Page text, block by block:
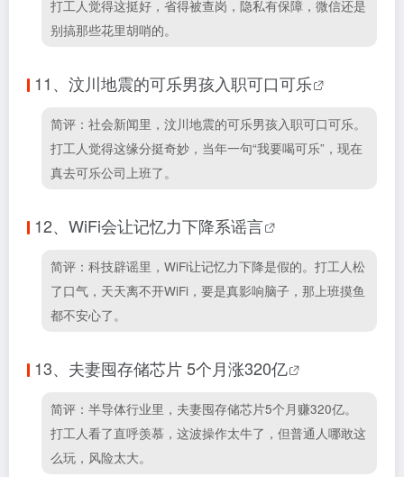
打工人觉得这挺好，省得被查岗，隐私有保障，微信还是
别搞那些花里胡哨的。
11、 汶川地震的可乐男孩入职可口可乐
简评：社会新闻里，汶川地震的可乐男孩入职可口可乐。
打工人觉得这缘分挺奇妙，当年一句“我要喝可乐”，现在
真去可乐公司上班了。
12、 WiFi会让记忆力下降系谣言
简评：科技辟谣里，WiFi让记忆力下降是假的。打工人松
了口气，天天离不开WiFi，要是真影响脑子，那上班摸鱼
都不安心了。
13、 夫妻囤存储芯片 5个月涨320亿
简评：半导体行业里，夫妻囤存储芯片5个月赚320亿。
打工人看了直呼羡慕，这波操作太牛了，但普通人哪敢这
么玩，风险太大。